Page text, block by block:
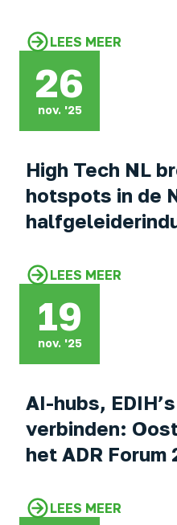
LEES MEER
26
nov. '25
High Tech NL
hotspots in de
LEES MEER
19
nov. '25
AI-hubs,
verbinden:
het ADR Forum
LEES MEER